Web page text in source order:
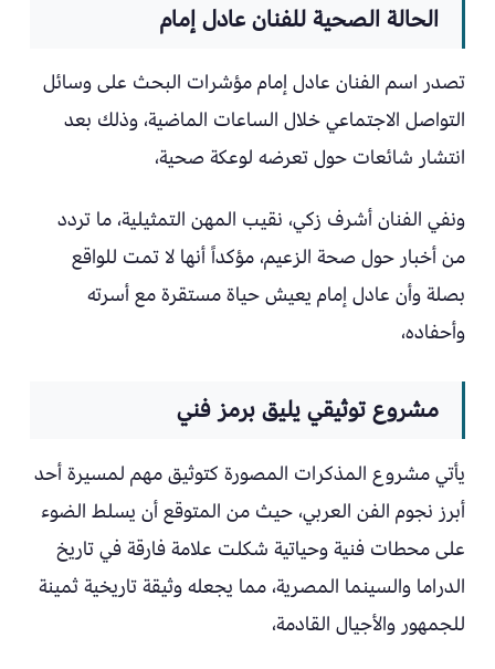
الحالة الصحية للفنان عادل إمام
تصدر اسم الفنان عادل إمام مؤشرات البحث على وسائل
التواصل الاجتماعي خلال الساعات الماضية، وذلك بعد
انتشار شائعات حول تعرضه لوعكة صحية،
ونفي الفنان أشرف زكي، نقيب المهن التمثيلية، ما تردد
من أخبار حول صحة الزعيم، مؤكداً أنها لا تمت للواقع
بصلة وأن عادل إمام يعيش حياة مستقرة مع أسرته
وأحفاده،
مشروع توثيقي يليق برمز فني
يأتي مشروع المذكرات المصورة كتوثيق مهم لمسيرة أحد
أبرز نجوم الفن العربي، حيث من المتوقع أن يسلط الضوء
على محطات فنية وحياتية شكلت علامة فارقة في تاريخ
الدراما والسينما المصرية، مما يجعله وثيقة تاريخية ثمينة
للجمهور والأجيال القادمة،